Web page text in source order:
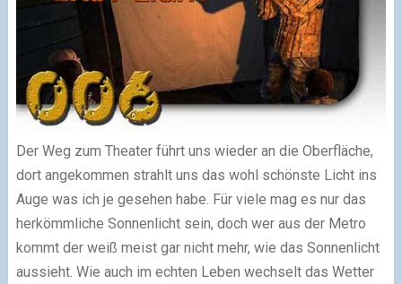
Der Weg zum Theater führt uns wieder an die Oberfläche,
dort angekommen strahlt uns das wohl schönste Licht ins
Auge was ich je gesehen habe. Für viele mag es nur das
herkömmliche Sonnenlicht sein, doch wer aus der Metro
kommt der weiß meist gar nicht mehr, wie das Sonnenlicht
aussieht. Wie auch im echten Leben wechselt das Wetter